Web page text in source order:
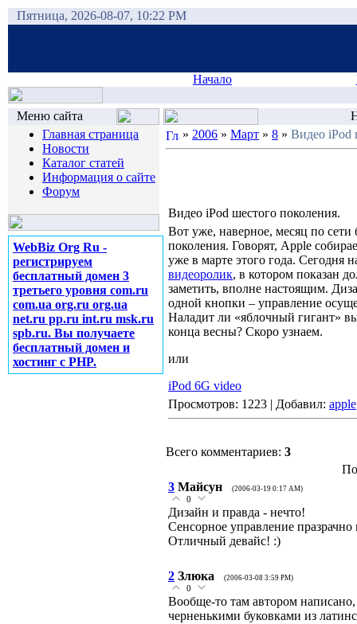
Пятница, 2026-08-07, 10:22 PM
Начало
Меню сайта
Главная страница
Новости
Каталог статей
Информация о сайте
Форум
WebBiz Org Ru -
регистрируем
бесплатный домен 3
третьего уровня com.ru
com.ua org.ru org.ua
net.ru pp.ru int.ru msk.ru
spb.ru. Вы получаете
бесплатный домен и
хостинг с PHP.
» 2006 » Март » 8 » Видео iPod
Видео iPod шестого поколения.
Вот уже, наверное, месяц по сети
поколения. Говорят, Apple
уже в марте этого года. Сегодня
видеоролик, в котором показан
заметить, вполне настоящим.
одной кнопки – управление
Наладит ли «яблочный гигант»
конца весны? Скоро узнаем.
или
iPod 6G video
Просмотров: 1223 | Добавил: apple
Всего комментариев: 3
3 Майсун (2006-03-19 0:17 AM)
0
Дизайн и правда - нечто!
Сенсорное управление
Отличный девайс! :)
2 Злюка (2006-03-08 3:59 PM)
0
Вообще-то там автором
черненькими буковками из